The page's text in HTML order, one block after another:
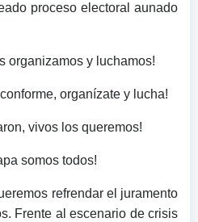
proceso electoral aunado
organizamos y luchamos!
organízate y lucha!
vivos los queremos!
somos todos!
refrendar el juramento
Frente al escenario de crisis